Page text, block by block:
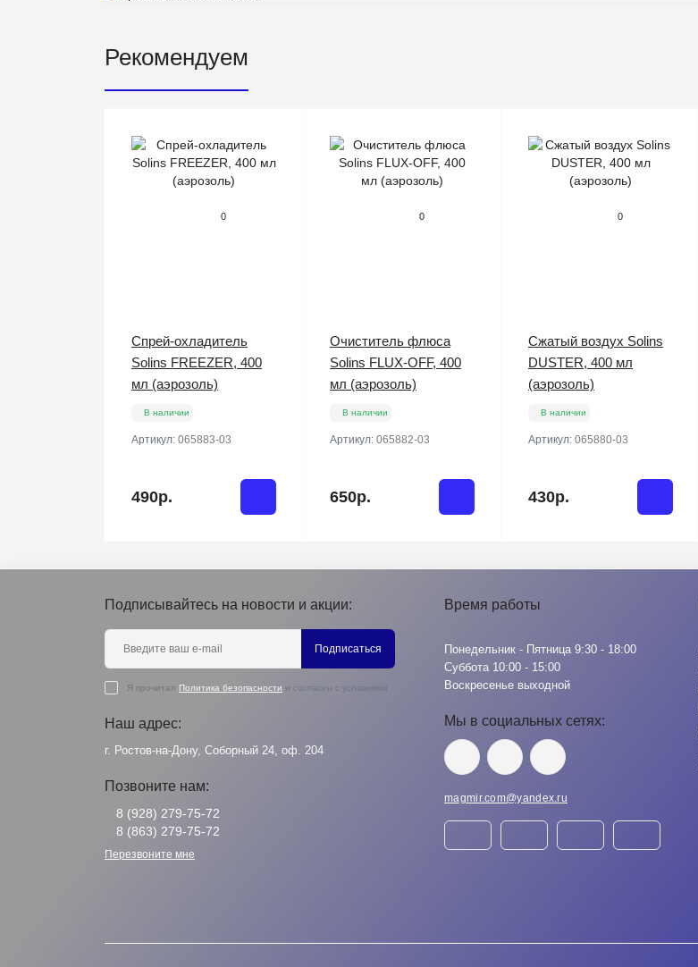
Рекомендуем
0
Спрей-охладитель
Solins FREEZER, 400
мл (аэрозоль)
В наличии
Артикул: 065883-03
490р.
0
Очиститель флюса
Solins FLUX-OFF, 400
мл (аэрозоль)
В наличии
Артикул: 065882-03
650р.
0
Сжатый воздух Solins
DUSTER, 400 мл
(аэрозоль)
В наличии
Артикул: 065880-03
430р.
Подписывайтесь на новости и акции:
Подписаться
Я прочитал Политика безопасности и согласен с условиями
Наш адрес:
г. Ростов-на-Дону, Соборный 24, оф. 204
Позвоните нам:
8 (928) 279-75-72
8 (863) 279-75-72
Перезвоните мне
Время работы
Понедельник - Пятница 9:30 - 18:00
Суббота 10:00 - 15:00
Воскресенье выходной
Мы в социальных сетях:
magmir.com@yandex.ru